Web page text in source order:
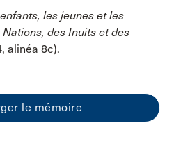
les jeunes et les
des Inuits et des
alinéa 8c).
le mémoire